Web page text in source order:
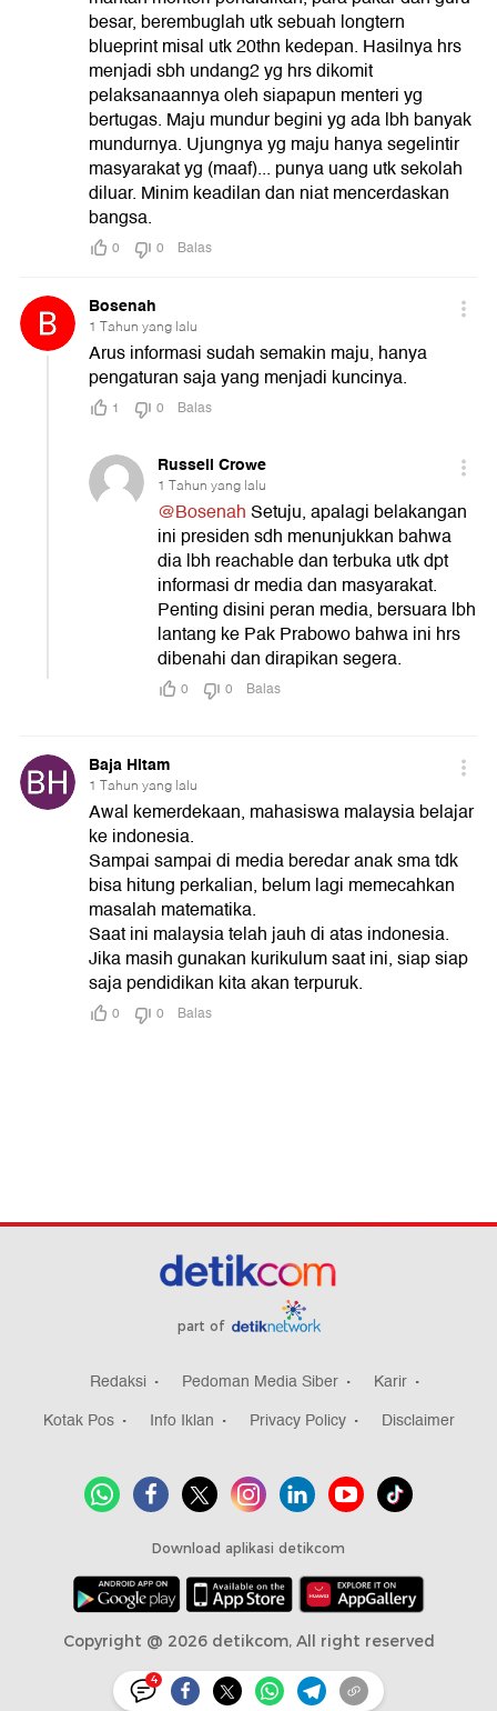
4
part of
Redaksi Pedoman Media Siber
Karir
Kotak Pos
Info Iklan Privacy Policy Disclaimer
Download aplikasi detikcom
Copyright @ 2026 detikcom, All right reserved